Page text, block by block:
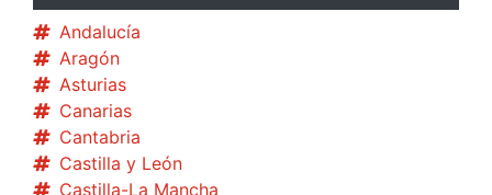
Andalucía
Aragón
Asturias
Canarias
Cantabria
Castilla y León
Castilla-La Mancha